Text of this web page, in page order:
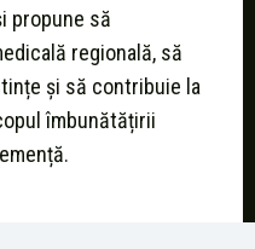
propune să
regională, să
și să contribuie la
îmbunătățirii